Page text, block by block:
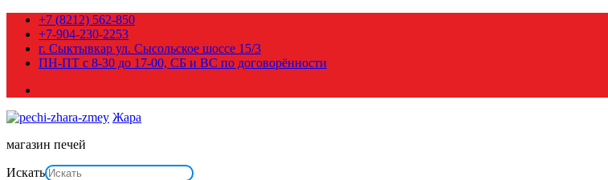
Перейти
содержимому
+7 (8212) 562-850
+7-904-230-2253
г. Сыктывкар ул. Сысольское шоссе 15/3
ПН-ПТ с 8-30 до 17-00, СБ и ВС по договорённости
Жара
магазин печей
Искать